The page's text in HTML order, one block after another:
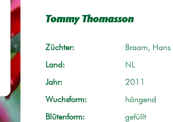
Tommy Thomasson
Züchter: Braam, Hans
Land: NL
Jahr: 2011
Wuchsform: hängend
Blütenform: gefüllt